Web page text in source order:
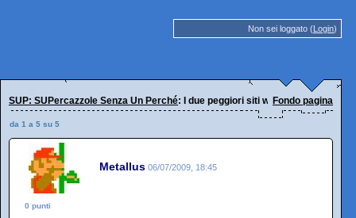
Non sei loggato (Login)
SUP: SUPercazzole Senza Un Perché: I due peggiori siti web al mondo.
Fondo pagina
da 1 a 5 su 5
Metallus 06/07/2009, 18:45
0 punti